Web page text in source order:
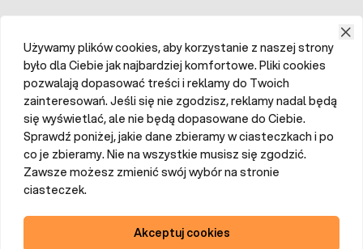
Używamy plików cookies, aby korzystanie z naszej strony
było dla Ciebie jak najbardziej komfortowe. Pliki cookies
pozwalają dopasować treści i reklamy do Twoich
zainteresowań. Jeśli się nie zgodzisz, reklamy nadal będą
się wyświetlać, ale nie będą dopasowane do Ciebie.
Sprawdź poniżej, jakie dane zbieramy w ciasteczkach i po
co je zbieramy. Nie na wszystkie musisz się zgodzić.
Zawsze możesz zmienić swój wybór na stronie
ciasteczek.
Akceptuj cookies